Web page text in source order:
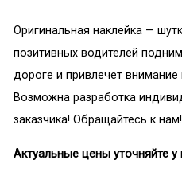
Оригинальная наклейка —
позитивных водителей
дороге и привлечет
Возможна разработка
заказчика! Обращайтесь к
Актуальные цены уточняйте